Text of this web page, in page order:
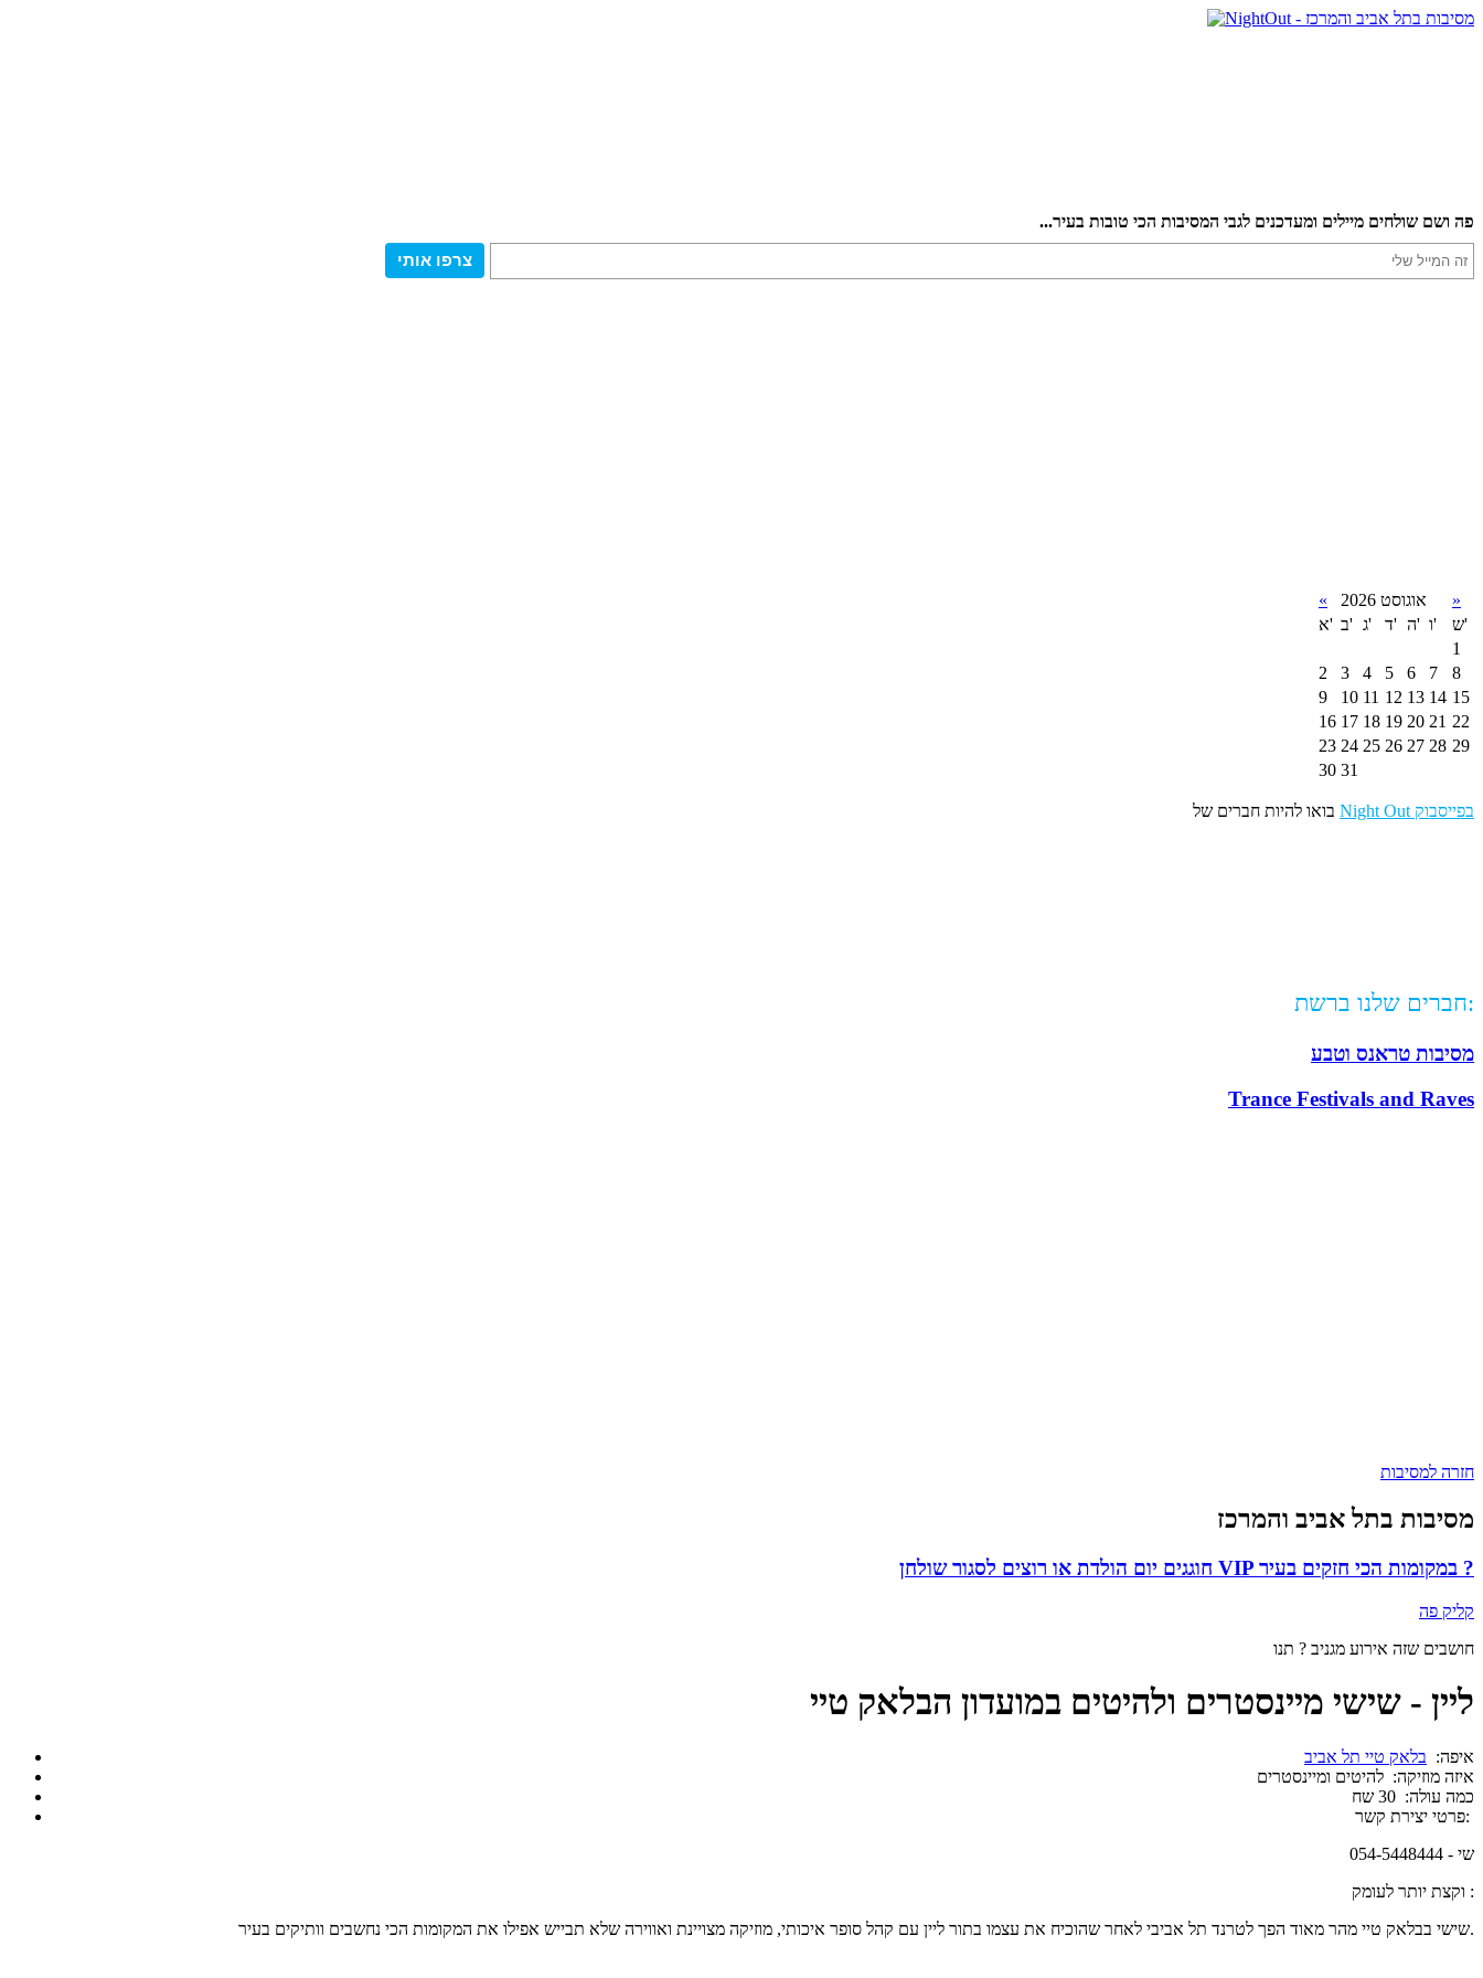
פה ושם שולחים מיילים ומעדכנים לגבי המסיבות הכי טובות בעיר...
« אוגוסט 2026
»
א'
ב' ג' ד' ה' ו'
ש'
1
2
3 4 5 6 7
8
9
10 11 12 13 14 15
16 17 18 19 20 21 22
23 24 25 26 27 28 29
30 31
Night Out בפייסבוק
חברים שלנו ברשת:
מסיבות טראנס וטבע
Trance Festivals and Raves
חזרה למסיבות
מסיבות בתל אביב והמרכז
חוגגים יום הולדת או רוצים לסגור שולחן VIP במקומות הכי חזקים בעיר ?
קליק פה
חושבים שזה אירוע מגניב ? תנו
ליין - שישי מיינסטרים ולהיטים במועדון הבלאק טיי
איפה: בלאק טיי תל אביב
איזה מוזיקה: להיטים ומיינסטרים
כמה עולה: 30 שח
פרטי יצירת קשר:
שי - 054-5448444
וקצת יותר לעומק :
שישי בבלאק טיי מהר מאוד הפך לטרנד תל אביבי לאחר שהוכיח את עצמו בתור ליין עם קהל סופר איכותי, מוזיקה מצויינת ואווירה שלא תבייש אפילו את המקומות הכי נחשבים וותיקים בעיר.